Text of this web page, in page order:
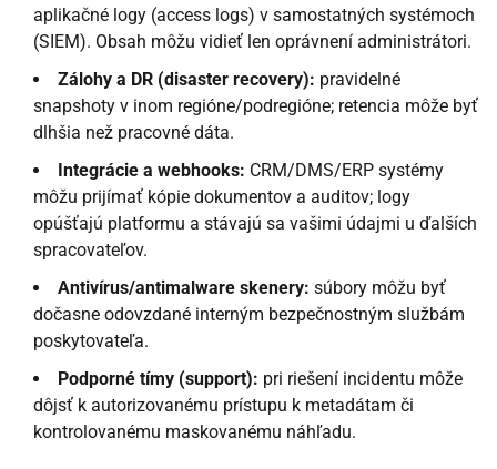
aplikačné logy (access logs) v samostatných systémoch
(SIEM). Obsah môžu vidieť len oprávnení administrátori.
Zálohy a DR (disaster recovery): pravidelné
snapshoty v inom regióne/podregióne; retencia môže byť
dlhšia než pracovné dáta.
Integrácie a webhooks: CRM/DMS/ERP systémy
môžu prijímať kópie dokumentov a auditov; logy
opúšťajú platformu a stávajú sa vašimi údajmi u ďalších
spracovateľov.
Antivírus/antimalware skenery: súbory môžu byť
dočasne odovzdané interným bezpečnostným službám
poskytovateľa.
Podporné tímy (support): pri riešení incidentu môže
dôjsť k autorizovanému prístupu k metadátam či
kontrolovanému maskovanému náhľadu.